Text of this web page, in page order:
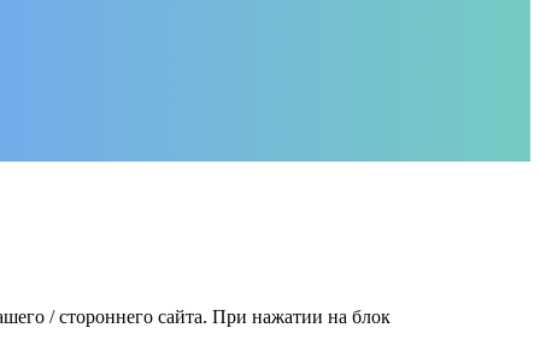
/ стороннего сайта. При нажатии на блок